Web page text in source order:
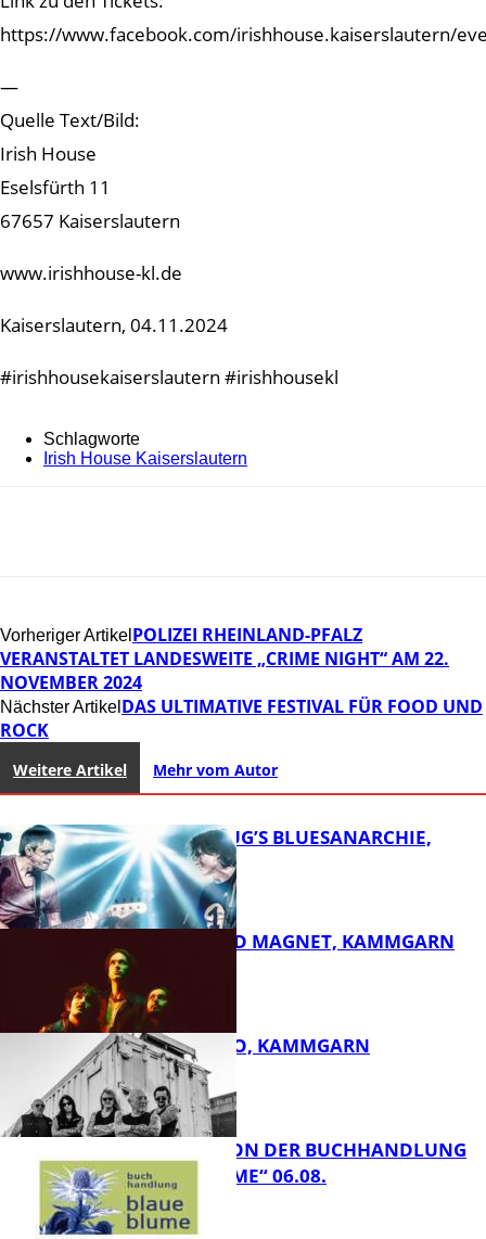
https://www.facebook.com/irishhouse.kaiserslautern/
—
Quelle Text/Bild:
Irish House
Eselsfürth 11
67657 Kaiserslautern
www.irishhouse-kl.de
Kaiserslautern, 04.11.2024
#irishhousekaiserslautern #irishhousekl
Schlagworte
Irish House Kaiserslautern
Vorheriger Artikel POLIZEI RHEINLAND-PFALZ
VERANSTALTET LANDESWEITE „CRIME NIGHT“ AM 22.
NOVEMBER 2024
Nächster Artikel DAS ULTIMATIVE FESTIVAL FÜR FOOD UND
ROCK
Weitere Artikel Mehr vom Autor
THOMAS BLUG’S BLUESANARCHIE,
KAMMGARN
FB Kultur
DIRTY SOUND MAGNET, KAMMGARN
ROSE TATTOO, KAMMGARN
LESETIPPS VON DER BUCHHANDLUNG
„BLAUE BLUME“ 06.08.